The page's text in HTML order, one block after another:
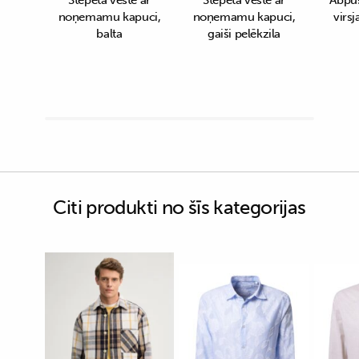
noņemamu kapuci,
balta
noņemamu kapuci,
gaiši pelēkzila
Citi produkti no šīs kategorijas